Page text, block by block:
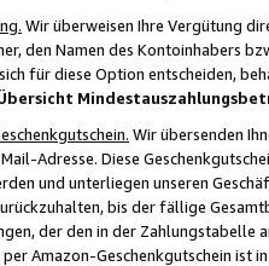
Wir überweisen Ihre Vergütung
den Namen des Kontoinhabers
für diese Option entscheiden,
Wir übersenden
Adresse. Diese
und unterliegen unseren
bis der fällige
der den in der
Amazon-Geschenkgutschein ist